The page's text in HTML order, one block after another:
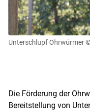
Unterschlupf Ohrwürmer
Die Förderung der
Bereitstellung von